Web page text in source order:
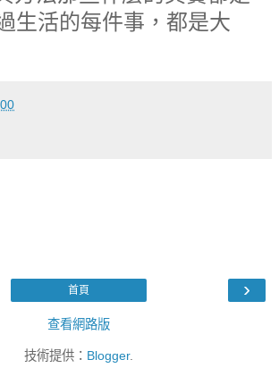
生活的每件事，都是大
›
首頁
查看網路版
技術提供： Blogger.